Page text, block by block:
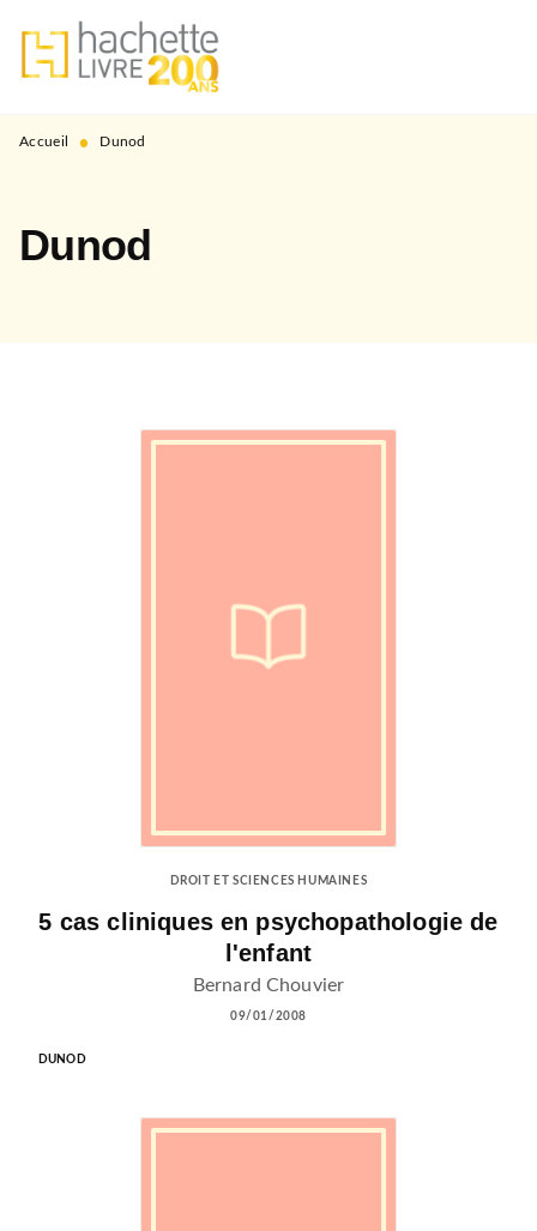
MENU RECHERCHE
PIED DE PAGE
Accueil • Dunod
Dunod
DROIT ET SCIENCES HUMAINES
5 cas cliniques en psychopathologie de
l'enfant
Bernard Chouvier
09/01/2008
DUNOD